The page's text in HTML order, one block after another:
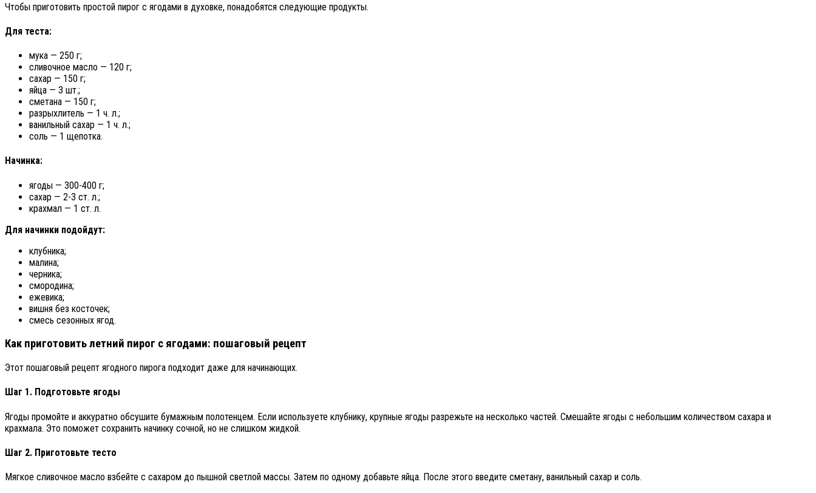
Чтобы приготовить простой пирог с ягодами в духовке, понадобятся следующие продукты.
Для теста:
мука — 250 г;
сливочное масло — 120 г;
сахар — 150 г;
яйца — 3 шт.;
сметана — 150 г;
разрыхлитель — 1 ч. л.;
ванильный сахар — 1 ч. л.;
соль — 1 щепотка.
Начинка:
ягоды — 300-400 г;
сахар — 2-3 ст. л.;
крахмал — 1 ст. л.
Для начинки подойдут:
клубника;
малина;
черника;
смородина;
ежевика;
вишня без косточек;
смесь сезонных ягод.
Как приготовить летний пирог с ягодами: пошаговый рецепт
Этот пошаговый рецепт ягодного пирога подходит даже для начинающих.
Шаг 1. Подготовьте ягоды
Ягоды промойте и аккуратно обсушите бумажным полотенцем. Если используете клубнику, крупные ягоды разрежьте на несколько частей. Смешайте ягоды с небольшим количеством сахара и
крахмала. Это поможет сохранить начинку сочной, но не слишком жидкой.
Шаг 2. Приготовьте тесто
Мягкое сливочное масло взбейте с сахаром до пышной светлой массы. Затем по одному добавьте яйца. После этого введите сметану, ванильный сахар и соль.